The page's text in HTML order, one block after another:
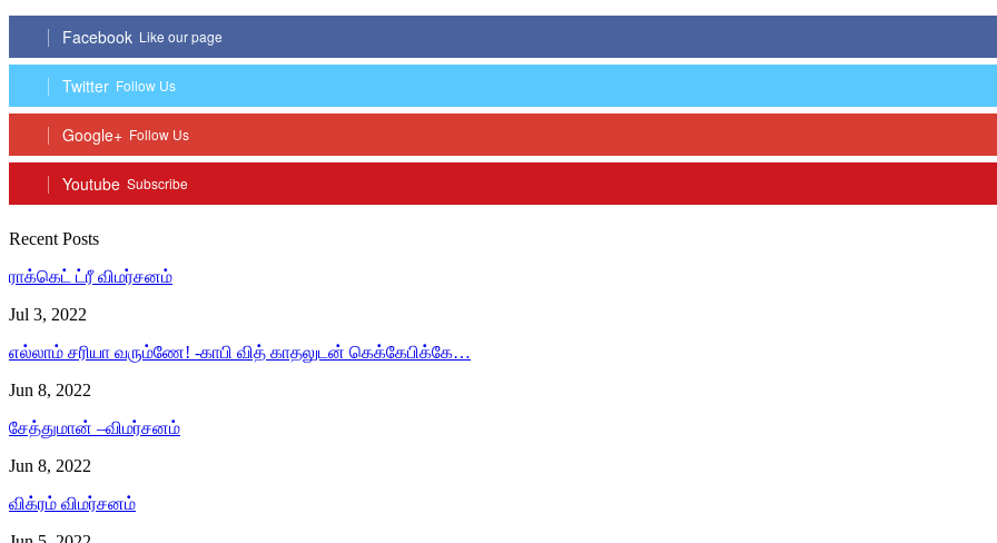
Facebook Like our page
Twitter Follow Us
Google+ Follow Us
Youtube Subscribe
Recent Posts
ராக்கெட் ட்ரீ விமர்சனம்
Jul 3, 2022
எல்லாம் சரியா வரும்ணே! -காபி வித் காதலுடன் கெக்கேபிக்கே…
Jun 8, 2022
சேத்துமான் –விமர்சனம்
Jun 8, 2022
விக்ரம் விமர்சனம்